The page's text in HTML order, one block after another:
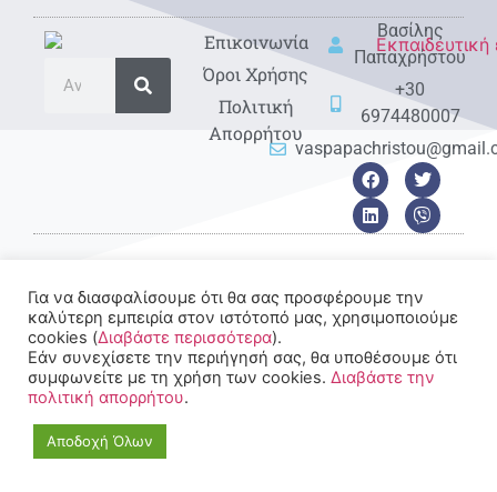
Eπικοινωνία
Όροι Χρήσης
Πολιτική
Απορρήτου
Βασίλης
Παπαχρήστου
+30
6974480007
© 2022-2025 All rights
Reserved.
Για να διασφαλίσουμε ότι θα σας προσφέρουμε την
καλύτερη εμπειρία στον ιστότοπό μας, χρησιμοποιούμε
cookies (Διαβάστε περισσότερα).
Εάν συνεχίσετε την περιήγησή σας, θα υποθέσουμε ότι
συμφωνείτε με τη χρήση των cookies. Διαβάστε την
πολιτική απορρήτου.
Αποδοχή Όλων